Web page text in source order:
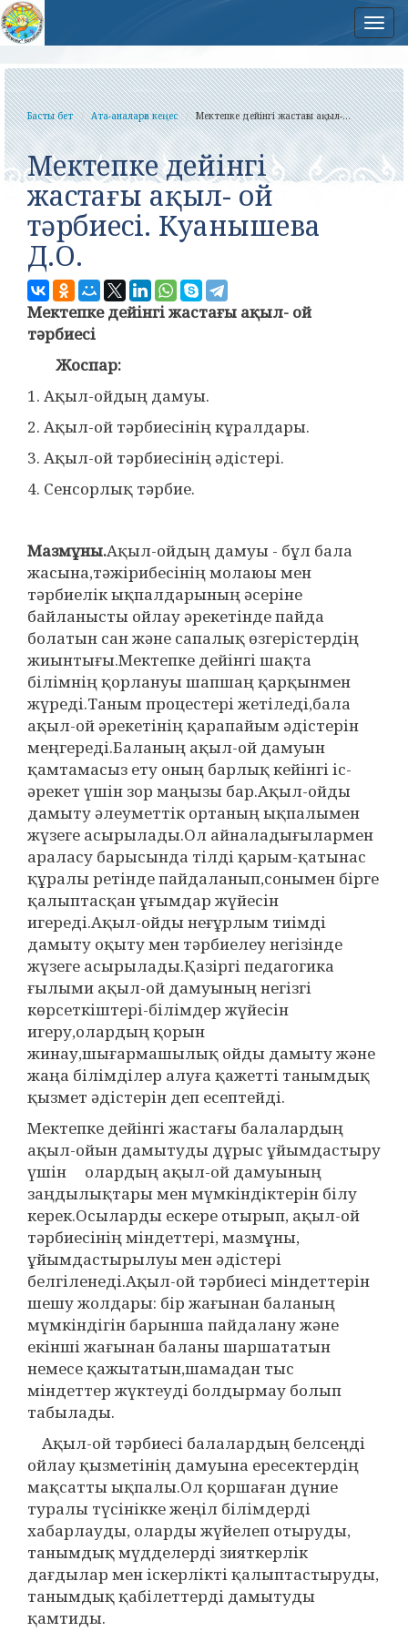
Басты бет Ата-аналарға кеңес Мектепке дейінгі жастағы ақыл-...
Мектепке дейінгі
жастағы ақыл- ой
тәрбиесі. Куанышева
Д.О.
Мектепке дейінгі жастағы ақыл- ой
тәрбиесі
Жоспар:
1. Ақыл-ойдың дамуы.
2. Ақыл-ой тәрбиесінің кұралдары.
3. Ақыл-ой тәрбиесінің әдістері.
4. Сенсорлық тәрбие.
Мазмұны.Ақыл-ойдың дамуы - бұл бала
жасына,тәжірибесінің молаюы мен
тәрбиелік ықпалдарының әсеріне
байланысты ойлау әрекетінде пайда
болатын сан және сапалық өзгерістердің
жиынтығы.Мектепке дейінгі шақта
білімнің қорлануы шапшаң қарқынмен
жүреді.Таным процестері жетіледі,бала
ақыл-ой әрекетінің қарапайым әдістерін
меңгереді.Баланың ақыл-ой дамуын
қамтамасыз ету оның барлық кейінгі іс-
әрекет үшін зор маңызы бар.Ақыл-ойды
дамыту әлеуметтік ортаның ықпалымен
жүзеге асырылады.Ол айналадығылармен
араласу барысында тілді қарым-қатынас
құралы ретінде пайдаланып,сонымен бірге
қалыптасқан ұғымдар жүйесін
игереді.Ақыл-ойды неғұрлым тиімді
дамыту оқыту мен тәрбиелеу негізінде
жүзеге асырылады.Қазіргі педагогика
ғылыми ақыл-ой дамуының негізгі
көрсеткіштері-білімдер жүйесін
игеру,олардың қорын
жинау,шығармашылық ойды дамыту және
жаңа білімділер алуға қажетті танымдық
қызмет әдістерін деп есептейді.
Мектепке дейінгі жастағы балалардың
ақыл-ойын дамытуды дұрыс ұйымдастыру
үшін олардың ақыл-ой дамуының
заңдылықтары мен мүмкіндіктерін білу
керек.Осыларды ескере отырып, ақыл-ой
тәрбиесінің міндеттері, мазмұны,
ұйымдастырылуы мен әдістері
белгіленеді.Ақыл-ой тәрбиесі міндеттерін
шешу жолдары: бір жағынан баланың
мүмкіндігін барынша пайдалану және
екінші жағынан баланы шаршататын
немесе қажытатын,шамадан тыс
міндеттер жүктеуді болдырмау болып
табылады.
Ақыл-ой тәрбиесі балалардың белсеңді
ойлау қызметінің дамуына ересектердің
мақсатты ықпалы.Ол қоршаған дүние
туралы түсінікке жеңіл білімдерді
хабарлауды, оларды жүйелеп отыруды,
танымдық мүдделерді зияткерлік
дағдылар мен іскерлікті қалыптастыруды,
танымдық қабілеттерді дамытуды
қамтиды.